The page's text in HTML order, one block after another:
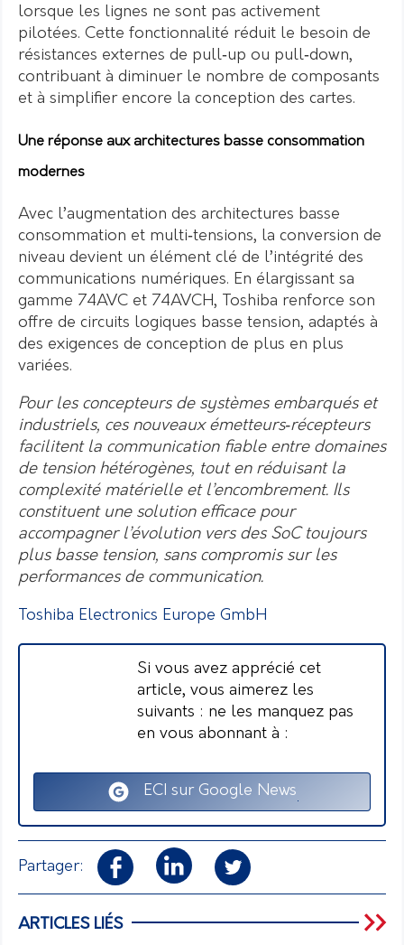
lorsque les lignes ne sont pas activement
pilotées. Cette fonctionnalité réduit le besoin de
résistances externes de pull‑up ou pull‑down,
contribuant à diminuer le nombre de composants
et à simplifier encore la conception des cartes.
Une réponse aux architectures basse consommation
modernes
Avec l’augmentation des architectures basse
consommation et multi‑tensions, la conversion de
niveau devient un élément clé de l’intégrité des
communications numériques. En élargissant sa
gamme 74AVC et 74AVCH, Toshiba renforce son
offre de circuits logiques basse tension, adaptés à
des exigences de conception de plus en plus
variées.
Pour les concepteurs de systèmes embarqués et
industriels, ces nouveaux émetteurs‑récepteurs
facilitent la communication fiable entre domaines
de tension hétérogènes, tout en réduisant la
complexité matérielle et l’encombrement. Ils
constituent une solution efficace pour
accompagner l’évolution vers des SoC toujours
plus basse tension, sans compromis sur les
performances de communication.
Toshiba Electronics Europe GmbH
Si vous avez apprécié cet
article, vous aimerez les
suivants : ne les manquez pas
en vous abonnant à :
ECI sur Google News
Partager:
ARTICLES LIÉS